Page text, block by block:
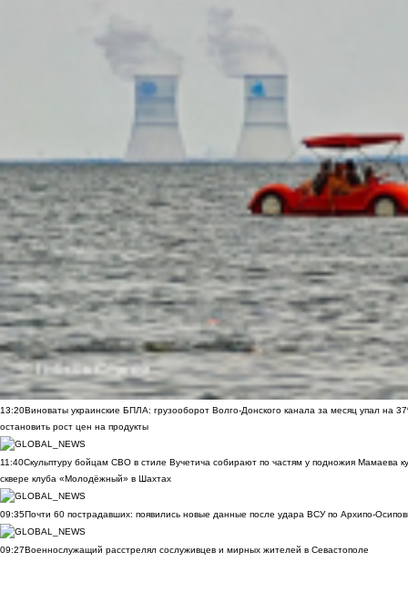
13:20Виноваты украинские БПЛА: грузооборот Волго-Донского канала за месяц упал на
остановить рост цен на продукты
11:40Скульптуру бойцам СВО в стиле Вучетича собирают по частям у подножия Мамаева
сквере клуба «Молодёжный» в Шахтах
09:35Почти 60 пострадавших: появились новые данные после удара ВСУ по Архипо-
09:27Военнослужащий расстрелял сослуживцев и мирных жителей в Севастополе